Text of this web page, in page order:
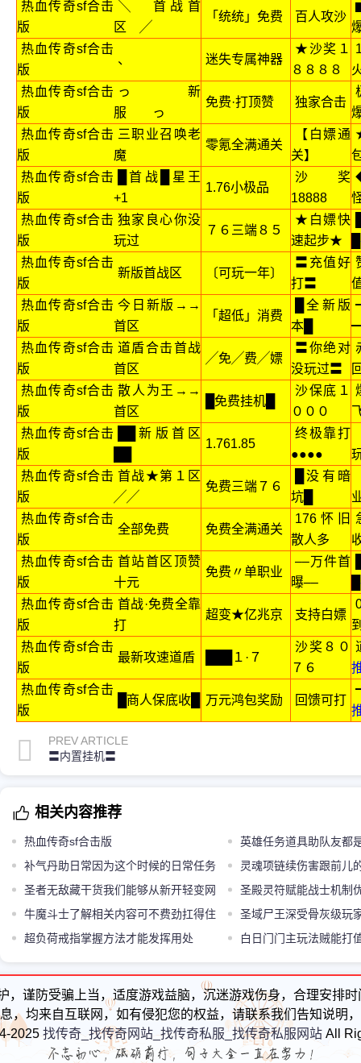
热血传奇sf合击
版
╲ 首战首
区 ╱
「统统」免费 百人攻沙
热血传奇sf合击
版
、 迷失专属神器
★沙奖１
８８８８
热血传奇sf合击
版
っ 新
服 っ
免费·打顶赞 独家合击
热血传奇sf合击
版
三职业召唤老
魔
零氪全满通关
【白嫖通
关】
热血传奇sf合击
版
█首战█星王
+1
1.76小极品
沙奖
18888
热血传奇sf合击
版
独家良心你没
玩过
７６三端８５
★白嫖快
速起步★
热血传奇sf合击
版
新版首战区 〔可玩一年〕
〓充值好
打〓
热血传奇sf合击
版
今日新版→→
首区
「超低」消费
█全新版
本█
热血传奇sf合击
版
道盾合击首战
首区
╱免╱费╱嫖
〓你绝对
没玩过〓
热血传奇sf合击
版
散人为王→→
首区
█免费挂机█
沙保底１
０００
热血传奇sf合击
版
██新版首区
1.761.85
终极靠打
●●●●
热血传奇sf合击
版
首战★第１区
╱╱
免费三端７６
█没有暗
坑█
热血传奇sf合击
版
全部免费 免费全满通关
176怀旧
散人多
热血传奇sf合击
版
首站首区顶赞
十元
免费〃单职业
––万件首
曝––
热血传奇sf合击
版
首战·免费全靠
打
超变★亿兆京 支持白嫖
热血传奇sf合击
版
最新攻速道盾 ███１·７
沙奖８０
７６
热血传奇sf合击
版
█商人保底收█ 万元鸿包奖励 回馈可打
PREV ARTICLE
〓内置挂机〓
相关内容推荐
热血传奇sf合击版
英雄任务道具助队友都
队友得到防御增加的效果
补气丹助日常因为这个时候的日常任务
最耗蓝
灵魂项链续伤害跟前儿
能一直有起用处
圣者无敌藏干货我们能够从新开轻变网
站当中了解到
圣殿灵符赋能战士机制
方法
牛魔斗士了解相关内容可不费劲扛得住
圣域尸王深受骨灰级玩
超负荷戒指掌握方法才能发挥用处
白日门门主玩法贼能打
，谨防受骗上当，适度游戏益脑，沉迷游戏伤身，合理安排
，均来自互联网，如有侵犯您的权益，请联系我们告知说明
2025 找传奇_找传奇网站_找传奇私服_找传奇私服网站All